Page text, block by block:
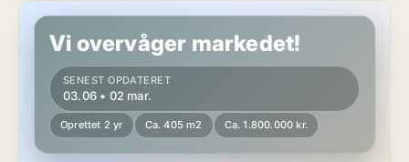
Butik i Sunds
Vi overvåger markedet!
SENEST OPDATERET
03.06 • 02 mar.
Oprettet 2 yr Ca. 405 m2 Ca. 1.800.000 kr.